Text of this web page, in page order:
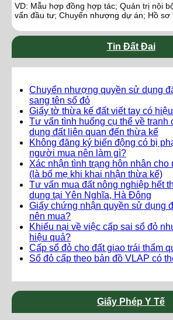
VD: Mẫu hợp đồng hợp tác; Quản trị nội
vấn đầu tư; Chuyển nhượng dự án; Hồ sơ
Tin Đất Đai
Chuyển nhượng quyền sử dụng
sang tên sổ đỏ
Giấy tờ thừa kế đất viết tay có
Tư vấn tình huống cụ thể về tranh
dụng đất liên quan đến thừa kế
Không đăng ký biến động có bị
người mua nên làm gì?
Xác nhận tình trạng hôn nhân
(là bố mẹ khi khai nhận thừa kế)
Tư vấn mua đất nông nghiệp hết
dụng tại Yên Nghĩa, Hà Đông
Giấy chứng nhận quyền sử dụng
nên mua?
Khiếu nại về việc cấp sai sổ đỏ
hiệu quả?
Cấp sổ đỏ cho đất giao trái thẩm
Sổ đỏ cấp theo bản đồ VLAP có
Giấy Phép Y Tế